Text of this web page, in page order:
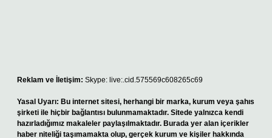
Reklam ve İletişim: Skype: live:.cid.575569c608265c69
Yasal Uyarı: Bu internet sitesi, herhangi bir marka, kurum veya şahıs
şirketi ile hiçbir bağlantısı bulunmamaktadır. Sitede yalnızca kendi
hazırladığımız makaleler paylaşılmaktadır. Burada yer alan içerikler
haber niteliği taşımamakta olup, gerçek kurum ve kişiler hakkında